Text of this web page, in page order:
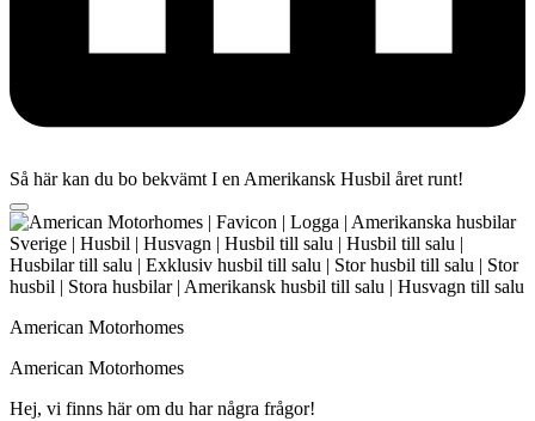
Så här kan du bo bekvämt I en Amerikansk Husbil året runt!
American Motorhomes
American Motorhomes
Hej, vi finns här om du har några frågor!